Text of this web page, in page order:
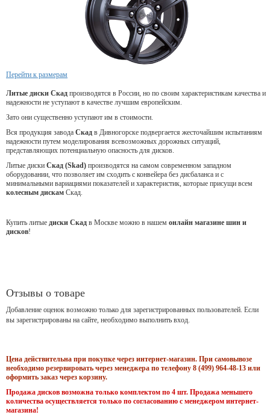
Перейти к размерам
Литые диски Скад производятся в России, но по своим характеристикам качества и
надежности не уступают в качестве лучшим европейским.
Зато они существенно уступают им в стоимости.
Вся продукция завода Скад в Дивногорске подвергается жесточайшим испытаниям
надежности путем моделирования всевозможных дорожных ситуаций,
представляющих потенциальную опасность для дисков.
Литые диски Скад (Skad) производятся на самом современном западном
оборудовании, что позволяет им сходить с конвейера без дисбаланса и с
минимальными вариациями показателей и характеристик, которые присущи всем
колесным дискам Скад.
Купить литые диски Скад в Москве можно в нашем онлайн магазине шин и
дисков!
Отзывы о товаре
Добавление оценок возможно только для зарегистрированных пользователей. Если
вы зарегистрированы на сайте, необходимо выполнить вход.
Цена действительна при покупке через интернет-магазин. При самовывозе
необходимо резервировать через менеджера по телефону 8 (499) 964-48-13 или
оформить заказ через корзину.
Продажа дисков возможна только комплектом по 4 шт. Продажа меньшего
количества осуществляется только по согласованию с менеджером интернет-
магазина!